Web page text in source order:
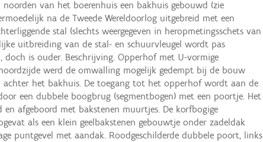
noorden van het boerenhuis een bakhuis gebouwd (zie
na de Tweede Wereldoorlog uitgebreid met een
stal (slechts weergegeven in heropmetingsschets van
uitbreiding van de stal- en schuurvleugel wordt pas
doch is ouder. Beschrijving. Opperhof met U-vormige
werd de omwalling mogelijk gedempt bij de bouw
achter het bakhuis. De toegang tot het opperhof wordt aan de
een dubbele boogbrug (segmentbogen) met een poortje. Het
en afgeboord met bakstenen muurtjes. De korfbogige
als een klein geelbakstenen gebouwtje onder zadeldak
puntgevel met aandak. Roodgeschilderde dubbele poort, links